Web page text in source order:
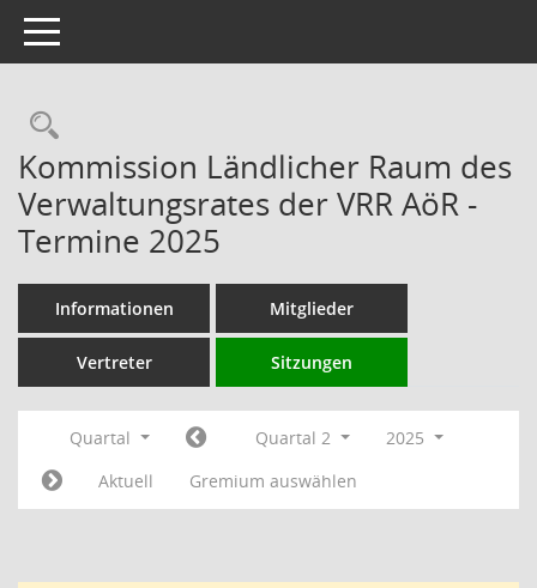
Toggle navigation
Rechercheauswahl
Kommission Ländlicher Raum des
Verwaltungsrates der VRR AöR -
Termine 2025
Informationen Mitglieder
Vertreter Sitzungen
Quartal Quartal 2
2025
Aktuell
Gremium auswählen